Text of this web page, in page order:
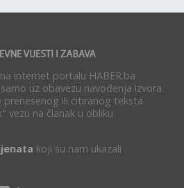
internet portalu HABER.ba
uz obavezu navođenja izvora.
prenesenog ili citiranog teksta
vezu na članak u obliku
koji su nam ukazali